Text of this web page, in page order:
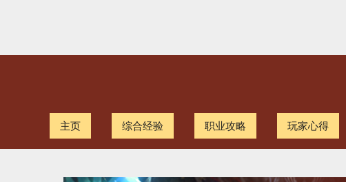
主页 综合经验 职业攻略 玩家心得